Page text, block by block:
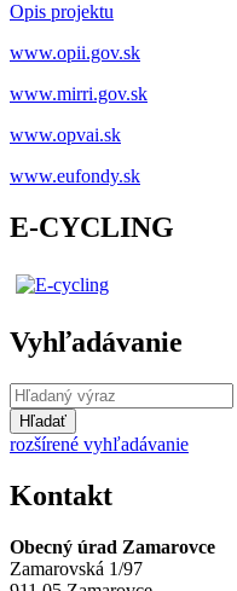
Opis projektu
www.opii.gov.sk
www.mirri.gov.sk
www.opvai.sk
www.eufondy.sk
E-CYCLING
Vyhľadávanie
Hľadať
rozšírené vyhľadávanie
Kontakt
Obecný úrad Zamarovce
Zamarovská 1/97